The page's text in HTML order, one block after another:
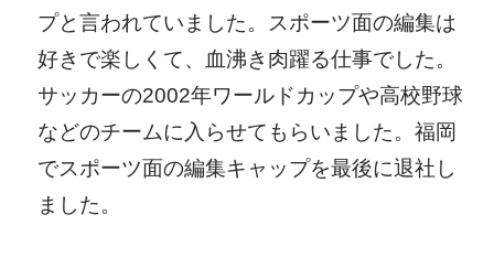
プと言われていました。スポーツ面の編集は
好きで楽しくて、血沸き肉躍る仕事でした。
サッカーの2002年ワールドカップや高校野球
などのチームに入らせてもらいました。福岡
でスポーツ面の編集キャップを最後に退社し
ました。